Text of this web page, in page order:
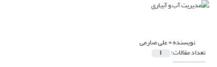
نویسنده =علی صارمی
تعداد مقالات: 1